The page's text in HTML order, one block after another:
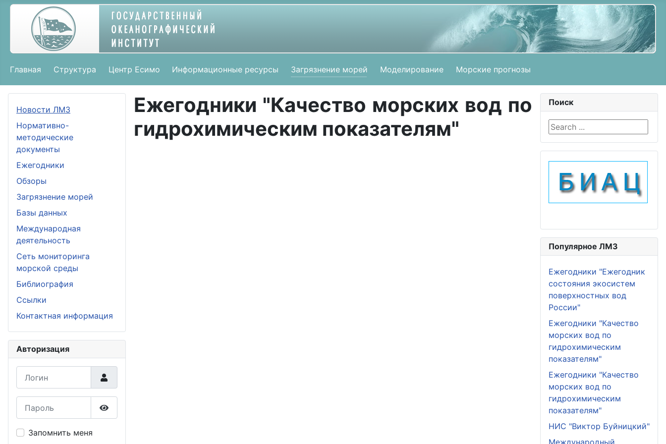
Главная Структура Центр Есимо Информационные ресурсы Загрязнение морей Моделирование Морские прогнозы
Новости ЛМЗ
Нормативно-
методические
документы
Ежегодники
Обзоры
Загрязнение морей
Базы данных
Международная
деятельность
Сеть мониторинга
морской среды
Библиография
Ссылки
Контактная информация
Авторизация
Показать пароль
Запомнить меня
Ежегодники "Качество морских вод по
гидрохимическим показателям"
Поиск
Search ...
Популярное ЛМЗ
Ежегодники "Ежегодник
состояния экосистем
поверхностных вод
России"
Ежегодники "Качество
морских вод по
гидрохимическим
показателям"
Ежегодники "Качество
морских вод по
гидрохимическим
показателям"
НИС "Виктор Буйницкий"
Международный